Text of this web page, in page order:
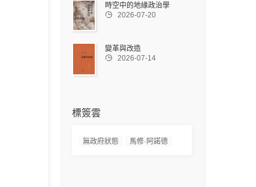
時空中的地緣政治學
 2026-07-20
變革與改造
 2026-07-14
標簽雲
無政府狀態 馬修·阿諾德